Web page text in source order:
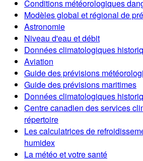
Conditions météorologiques
Modèles global et régional de
Astronomie
Niveau d'eau et débit
Données climatologiques
Aviation
Guide des prévisions
Guide des prévisions maritimes
Données climatologiques
Centre canadien des services
répertoire
Les calculatrices de
humidex
La météo et votre santé